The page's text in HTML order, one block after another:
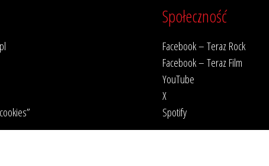
Społeczność
Facebook – Teraz Rock
Facebook – Teraz Film
YouTube
X
Spotify